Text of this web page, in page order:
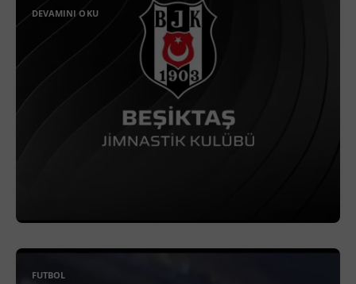
DEVAMINI OKU
FUTBOL